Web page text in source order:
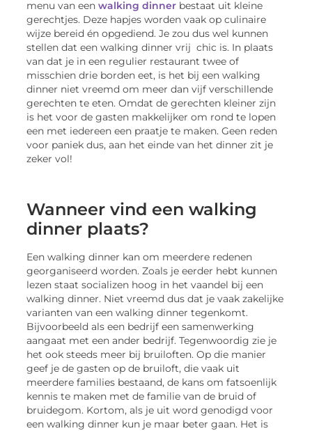
menu van eenwalking dinner bestaat uit kleine
gerechtjes. Deze hapjes worden vaak op culinaire
wijze bereid én opgediend. Je zou dus wel kunnen
stellen dat een walking dinner vrij chic is. In plaats
van dat je in een regulier restaurant twee of
misschien drie borden eet, is het bij een walking
dinner niet vreemd om meer dan vijf verschillende
gerechten te eten. Omdat de gerechten kleiner zijn
is het voor de gasten makkelijker om rond te lopen
een met iedereen een praatje te maken. Geen reden
voor paniek dus, aan het einde van het dinner zit je
zeker vol!
Wanneer vind een walking
dinner plaats?
Een walking dinner kan om meerdere redenen
georganiseerd worden. Zoals je eerder hebt kunnen
lezen staat socializen hoog in het vaandel bij een
walking dinner. Niet vreemd dus dat je vaak zakelijke
varianten van een walking dinner tegenkomt.
Bijvoorbeeld als een bedrijf een samenwerking
aangaat met een ander bedrijf. Tegenwoordig zie je
het ook steeds meer bij bruiloften. Op die manier
geef je de gasten op de bruiloft, die vaak uit
meerdere families bestaand, de kans om fatsoenlijk
kennis te maken met de familie van de bruid of
bruidegom. Kortom, als je uit word genodigd voor
een walking dinner kun je maar beter gaan. Het is